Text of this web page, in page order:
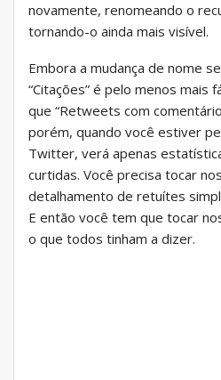
novamente, renomeando o
tornando-o ainda mais visível.
Embora a mudança de nome
“Citações” é pelo menos mais
que “Retweets com
porém, quando você estiver
Twitter, verá apenas
curtidas. Você precisa tocar
detalhamento de retuítes
E então você tem que tocar
o que todos tinham a dizer.